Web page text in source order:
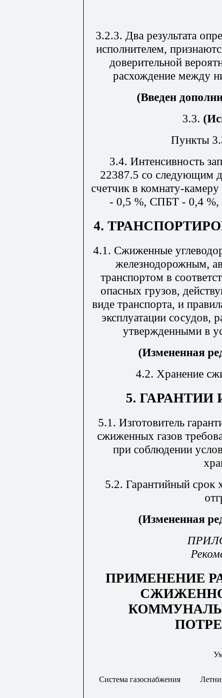
3.2.3. Два результата
исполнителем,
доверительной
расхождение между
(Введен
3.3.
Пункты
3.4. Интенсивность
22387.5 со следующим
счетчик в комнату-
- 0,5 %, СПБТ - 0,4 %,
4.
4.1. Сжиженные
железнодорожным,
транспортом в
опасных грузов,
виде транспорта, и
эксплуатации сосудов,
утвержденными в
(Измененная
4.2. Хранение
5. ГАРАНТИИ
5.1. Изготовитель
сжиженных газов
при соблюдении
5.2. Гарантийный срок
(Измененная
ПРИМЕНЕНИЕ
Система газоснабжения